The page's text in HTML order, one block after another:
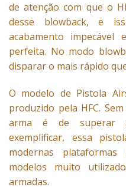
de atenção com que o
desse blowback, e
acabamento
perfeita. No modo
disparar o mais rápido
O modelo de Pistola
produzido pela HFC.
arma é de superar
exemplificar, essa
modernas
modelos muito
armadas.